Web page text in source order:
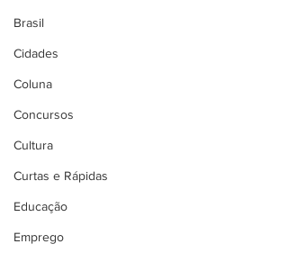
Brasil
Cidades
Coluna
Concursos
Cultura
Curtas e Rápidas
Educação
Emprego